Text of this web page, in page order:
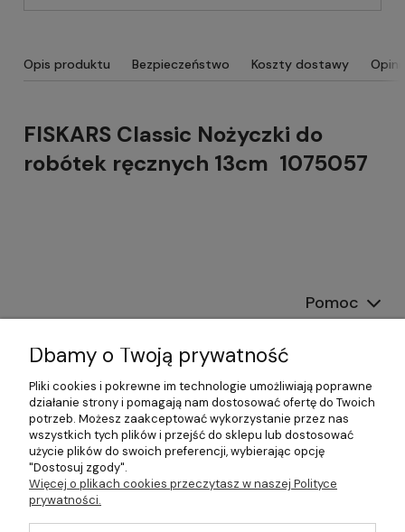
Opis produktu Bezpieczeństwo Koszty dostawy
FISKARS Classic Nożyczki do
robótek ręcznych 13cm 1075057
Pomoc
Moje konto
Gwarancja i zwroty
O firmie
Dbamy o Twoją prywatność
Pliki cookies i pokrewne im technologie umożliwiają poprawne
działanie strony i pomagają nam dostosować ofertę do Twoich
potrzeb. Możesz zaakceptować wykorzystanie przez nas
wszystkich tych plików i przejść do sklepu lub dostosować
użycie plików do swoich preferencji, wybierając opcję
"Dostosuj zgody".
Więcej o plikach cookies przeczytasz w naszej Polityce
prywatności.